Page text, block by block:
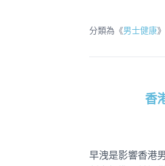
分類為《男士健康》
香
早洩是影響香港